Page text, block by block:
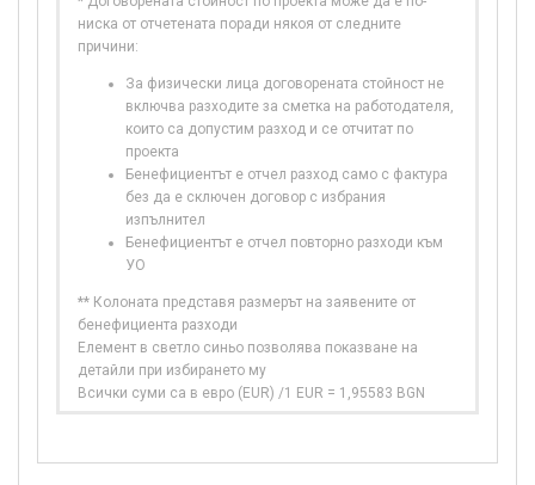
ниска от отчетената поради някоя от следните
причини:
За физически лица договорената стойност не
включва разходите за сметка на работодателя,
които са допустим разход и се отчитат по
проекта
Бенефициентът е отчел разход само с фактура
без да е сключен договор с избрания
изпълнител
Бенефициентът е отчел повторно разходи към
УО
** Колоната представя размерът на заявените от
бенефициента разходи
Елемент в светло синьо позволява показване на
детайли при избирането му
Всички суми са в евро (EUR) /1 EUR = 1,95583 BGN